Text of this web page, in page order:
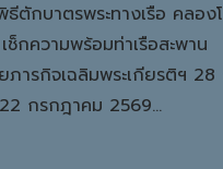
ธีตักบาตรพระทางเรือ คลอง
ช็กความพร้อมท่าเรือสะพาน
ารกิจเฉลิมพระเกียรติฯ 28
กรกฎาคม 2569…